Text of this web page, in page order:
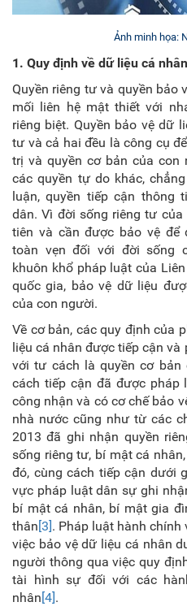
Ảnh minh họa:
1. Quy định về dữ liệu cá
Quyền riêng tư và quyền bảo
mối liên hệ mật thiết với
riêng biệt. Quyền bảo vệ dữ
tư và cả hai đều là công cụ
trị và quyền cơ bản của con
các quyền tự do khác,
luận, quyền tiếp cận thông
dân. Vì đời sống riêng tư
tiên và cần được bảo vệ để
toàn vẹn đối với đời sống
khuôn khổ pháp luật của
quốc gia, bảo vệ dữ liệu
của con người.
Về cơ bản, các quy định của
liệu cá nhân được tiếp cận
với tư cách là quyền cơ
cách tiếp cận đã được pháp
công nhận và có cơ chế bảo
nhà nước cũng như từ các
2013 đã ghi nhận quyền
sống riêng tư, bí mật cá
đó, cùng cách tiếp cận dưới
vực pháp luật dân sự ghi
bí mật cá nhân, bí mật gia
thân[3]. Pháp luật hành
việc bảo vệ dữ liệu cá nhân
người thông qua việc quy
tài hình sự đối với các
nhân[4].